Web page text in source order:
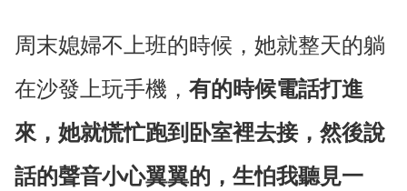
周末媳婦不上班的時候，她就整天的躺
在沙發上玩手機， 有的時候電話打進
來，她就慌忙跑到卧室裡去接，然後說
話的聲音小心翼翼的，生怕我聽見一